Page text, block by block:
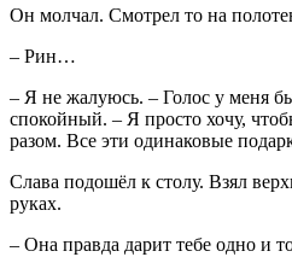
Он молчал. Смотрел то на
– Рин…
– Я не жалуюсь. – Голос у меня
спокойный. – Я просто хочу,
разом. Все эти одинаковые
Слава подошёл к столу. Взял
руках.
– Она правда дарит тебе одно и